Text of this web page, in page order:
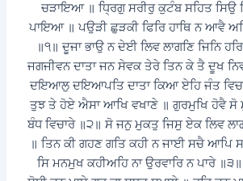
ਚੜਾਇਆ ॥ ਧ੍ਰਿਗੁ ਸਰੀਰੁ ਕੁਟੰਬ ਸਹਿਤ ਸਿਉ
ਪਾਇਆ ॥ ਪਉੜੀ ਛੁੜਕੀ ਫਿਰਿ ਹਾਥਿ ਨ ਆਵੈ
॥੧॥ ਦੂਜਾ ਭਾਉ ਨ ਦੇਈ ਲਿਵ ਲਾਗਣਿ ਜਿਨਿ
ਜਗਜੀਵਨ ਦਾਤਾ ਜਨ ਸੇਵਕ ਤੇਰੇ ਤਿਨ ਕੇ ਤੈ ਦੂਖ
ਦਇਆਲੁ ਦਇਆਪਤਿ ਦਾਤਾ ਕਿਆ ਏਹਿ ਜੰਤ
ਤੁਝ ਤੇ ਹੋਏ ਐਸਾ ਆਖਿ ਵਖਾਣੇ ॥ ਗੁਰਮੁਖਿ ਹੋਵੈ
ਬੰਧ ਵਿਚਾਰੇ ॥੨॥ ਸੋ ਜਨੁ ਮੁਕਤੁ ਜਿਸੁ ਏਕ ਲਿਵ
॥ ਤਿਨ ਕੀ ਗਹਣ ਗਤਿ ਕਹੀ ਨ ਜਾਈ ਸਚੈ ਆਪਿ
ਸਿ ਮਨਮੁਖ ਕਹੀਅਹਿ ਨਾ ਉਰਵਾਰਿ ਨ ਪਾਰੇ